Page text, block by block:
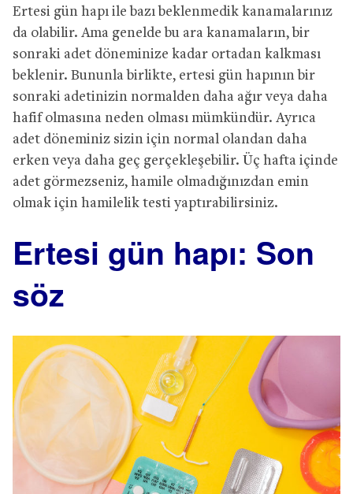
Ertesi gün hapı ile bazı beklenmedik kanamalarınız
da olabilir. Ama genelde bu ara kanamaların, bir
sonraki adet döneminize kadar ortadan kalkması
beklenir. Bununla birlikte, ertesi gün hapının bir
sonraki adetinizin normalden daha ağır veya daha
hafif olmasına neden olması mümkündür. Ayrıca
adet döneminiz sizin için normal olandan daha
erken veya daha geç gerçekleşebilir. Üç hafta içinde
adet görmezseniz, hamile olmadığınızdan emin
olmak için hamilelik testi yaptırabilirsiniz.
Ertesi gün hapı: Son
söz